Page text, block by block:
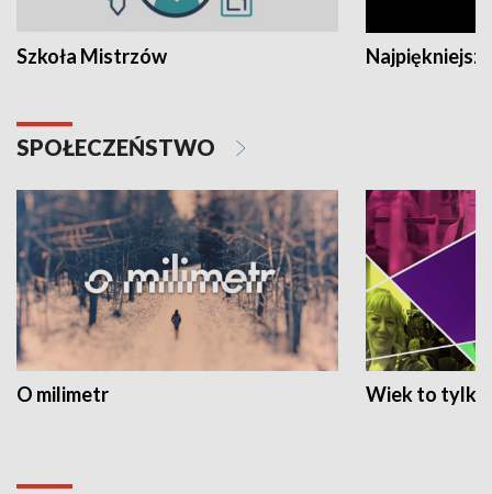
Szkoła Mistrzów
SPOŁECZEŃSTWO
O milimetr Wiek to tylko